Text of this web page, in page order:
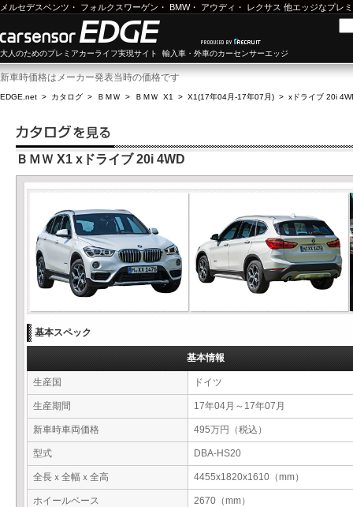
メルセデスベンツ ・ フォルクスワーゲン ・ BMW・ アウディ ・ レクサス 他エッジなプレ
大人のためのプレミアカーライフ実現サイト 輸入車・外車のカーセンサーエッジ
新車時価格はメーカー発表当時の価格です
EDGE.net > カタログ > ＢＭＷ > ＢＭＷ X1 > X1(17年04月-17年07月) > xドライブ 20i
ＢＭＷ X1 xドライブ 20i 4WD
基本スペック
基本情報
生産国 ドイツ
生産期間 17年04月～17年07月
新車時車両価格 495万円（税込）
型式 DBA-HS20
全長ｘ全幅ｘ全高 4455x1820x1610（mm）
ホイールベース 2670（mm）